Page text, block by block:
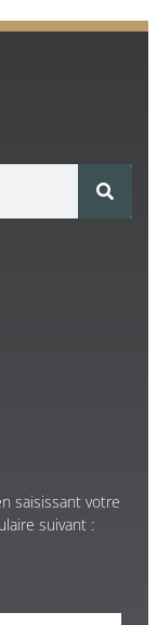
saisissant votre
suivant :